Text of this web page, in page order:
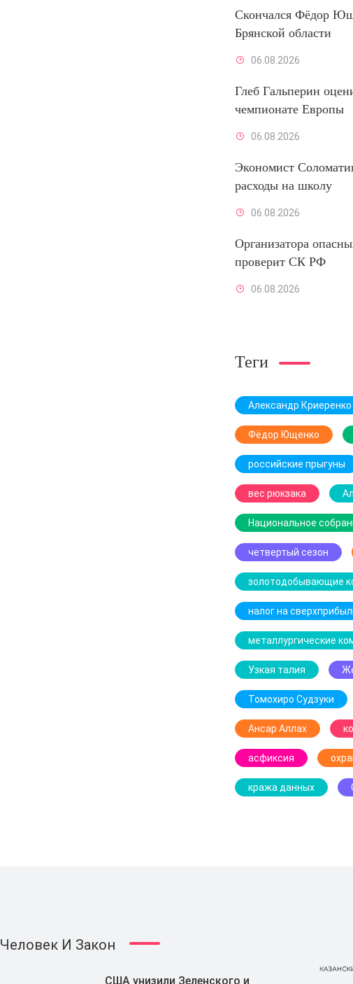
Скончался Фёдор
Брянской области
06.08.2026
Глеб Гальперин
чемпионате Европы
06.08.2026
Экономист
расходы на школу
06.08.2026
Организатора
проверит СК РФ
06.08.2026
Теги
Александр Криеренко
Фёдор Ющенко
российские прыгуны
вес рюкзака
Национальное
четвертый сезон
золотодобывающие
налог на
металлургические
Узкая талия
Томохиро Судзуки
Ансар Аллах
асфиксия
кража данных
Человек И Закон
США унизили Зеленского и